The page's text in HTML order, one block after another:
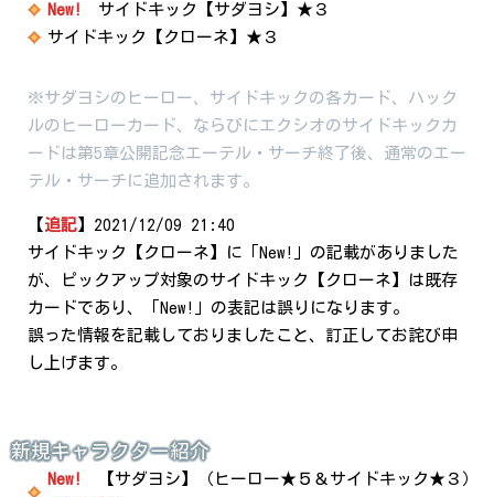
New!
サイドキック【サダヨシ】★３
サイドキック【クローネ】★３
※サダヨシのヒーロー、サイドキックの各カード、ハック
ルのヒーローカード、ならびにエクシオのサイドキックカ
ードは第5章公開記念エーテル・サーチ終了後、通常のエー
テル・サーチに追加されます。
【 追記】2021/12/09 21:40
サイドキック【クローネ】に「New!」の記載がありました
が、ピックアップ対象のサイドキック【クローネ】は既存
カードであり、「New!」の表記は誤りになります。
誤った情報を記載しておりましたこと、訂正してお詫び申
し上げます。
新規キャラクター紹介
New!
【サダヨシ】（ヒーロー★５＆サイドキック★３）